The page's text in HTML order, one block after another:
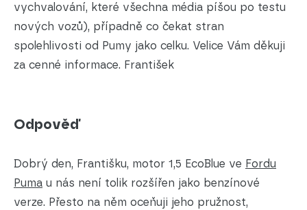
vychvalování, které všechna média píšou po testu
nových vozů), případně co čekat stran
spolehlivosti od Pumy jako celku. Velice Vám děkuji
za cenné informace. František
Odpověď
Dobrý den, Františku, motor 1,5 EcoBlue ve Fordu
Puma u nás není tolik rozšířen jako benzínové
verze. Přesto na něm oceňuji jeho pružnost,